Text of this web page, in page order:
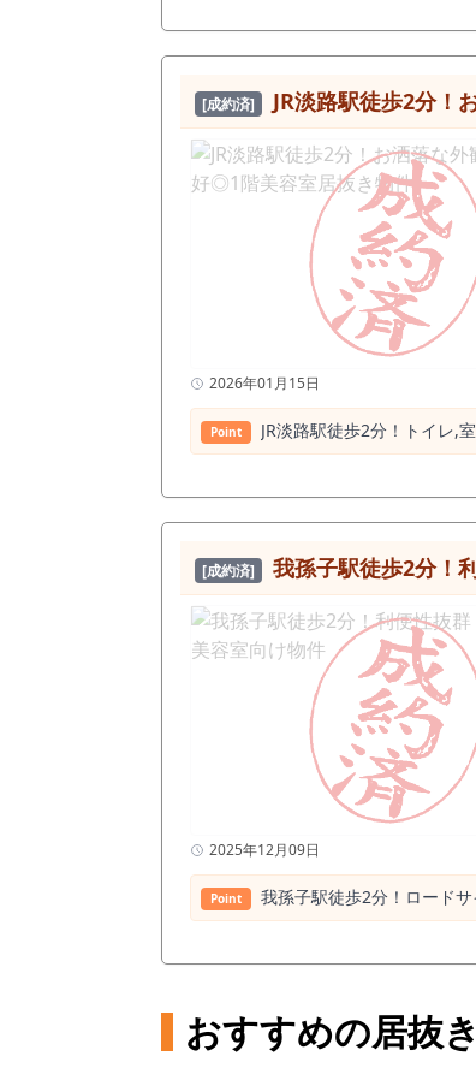
[成約済] JR淡路駅徒歩2分！
2026年01月15日
Point JR淡路駅徒歩2分！トイレ,
[成約済] 我孫子駅徒歩2分！
2025年12月09日
Point 我孫子駅徒歩2分！ロード
おすすめの居抜